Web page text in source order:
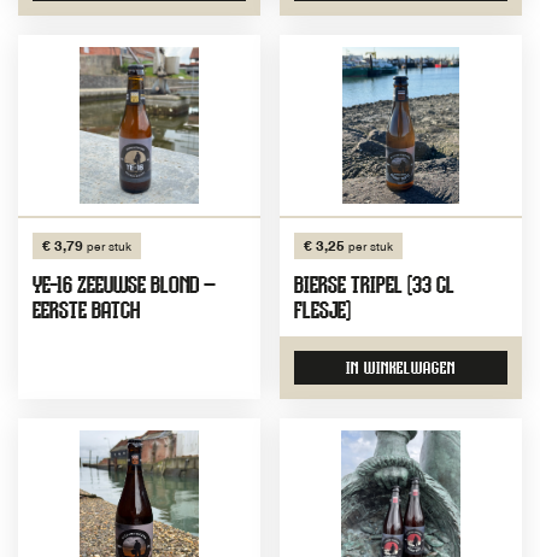
€ 3,79 per stuk
YE-16 ZEEUWSE BLOND –
EERSTE BATCH
€ 3,25 per stuk
BIERSE TRIPEL (33 CL
FLESJE)
IN WINKELWAGEN